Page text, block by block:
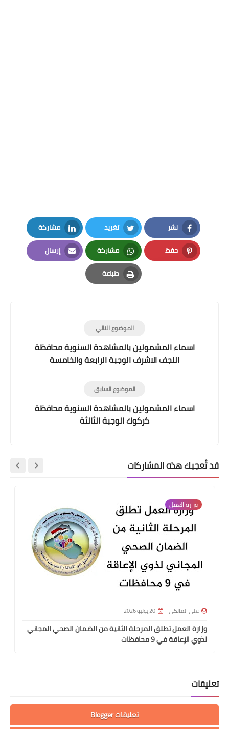
نشر
Facebook
تغريد
Twitter
مشاركة
LinkedIn
حفظ
Pinterest
مشاركة
Whatsapp
إرسال
Email
طباعة
Print
الموضوع التالي
اسماء المشمولين بالمشاهدة السنوية محافظة
النجف الاشرف الوجبة الرابعة والخامسة
الموضوع السابق
اسماء المشمولين بالمشاهدة السنوية محافظة
كركوك الوجبة الثالثة
قد تُعجبك هذه المشاركات
وزارة العمل
علي المالكي 20 يوليو 2026
وزارة العمل تطلق المرحلة الثانية من الضمان الصحي المجاني
لذوي الإعاقة في 9 محافظات
تعليقات
تعليقات Blogger